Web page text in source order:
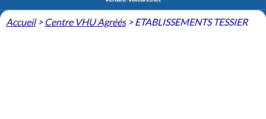
Accueil> Centre VHU Agréés> ETABLISSEMENTS TESSIER